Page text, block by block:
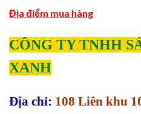
Địa điểm mua hàng
CÔNG TY TNHH
XANH
Địa chỉ: 108 Liên khu